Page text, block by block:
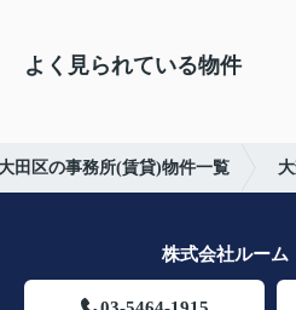
よく見られている物件
田区の事務所(賃貸)物件一覧
株式会社ルーム